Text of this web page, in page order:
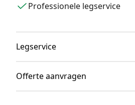
Professionele legservice
Legservice
Offerte aanvragen